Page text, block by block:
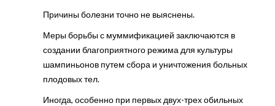
Причины болезни точно не выяснены.
Меры борьбы с муммификацией заключаются в
создании благоприятного режима для культуры
шампиньонов путем сбора и уничтожения больных
плодовых тел.
Иногда, особенно при первых двух-трех обильных